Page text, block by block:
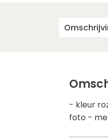
- kleur
foto -